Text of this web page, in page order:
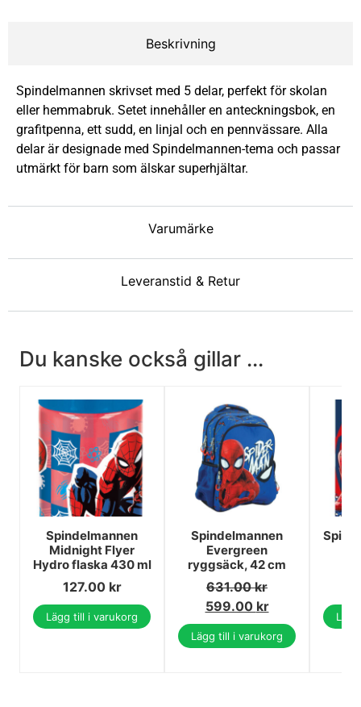
Beskrivning
Varumärke
Leveranstid & Retur
Spindelmannen skrivset med 5 delar, perfekt för skolan
eller hemmabruk. Setet innehåller en anteckningsbok, en
grafitpenna, ett sudd, en linjal och en pennvässare. Alla
delar är designade med Spindelmannen-tema och passar
utmärkt för barn som älskar superhjältar.
Du kanske också gillar ...
Spindelmannen
Midnight Flyer
Hydro flaska 430 ml
127.00 kr
Lägg till i varukorg
Spindelmannen
Evergreen
ryggsäck, 42 cm
631.00kr
599.00 kr
Lägg till i varukorg